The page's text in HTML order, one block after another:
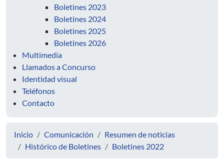
Boletines 2023
Boletines 2024
Boletines 2025
Boletines 2026
Multimedia
Llamados a Concurso
Identidad visual
Teléfonos
Contacto
Inicio Comunicación
Resumen de noticias
Histórico de Boletines
Boletines 2022